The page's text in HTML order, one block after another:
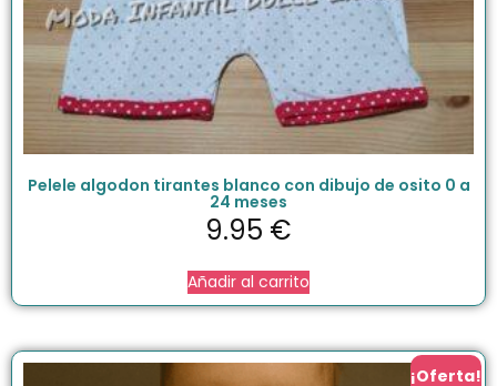
Pelele algodon tirantes blanco con dibujo de osito 0 a
24 meses
9.95 €
Añadir al carrito
¡Oferta!